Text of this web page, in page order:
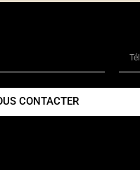
CONTACTER